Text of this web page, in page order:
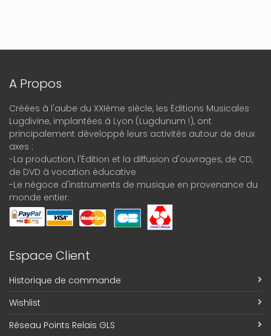
A Propos
Créées à l'aube du XXIème siècle, les Éditions Musicales
Lugdivine, implantées à Lyon (Lugdunum !), ont
principalement développé leurs activités autour de deux
axes :
-La production, l'Édition et la diffusion d'ouvrages, de CD,
de DVD à vocation éducative
-Le négoce d'instruments de musique en provenance du
monde entier.
Espace Client
Historique de commande
Wishlist
Réseau Points Relais GLS